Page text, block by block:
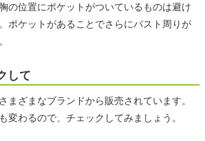
の位置にポケットがついているものは避け
ポケットがあることでさらにバスト周りが
して
まざまなブランドから販売されています。
変わるので、チェックしてみましょう。